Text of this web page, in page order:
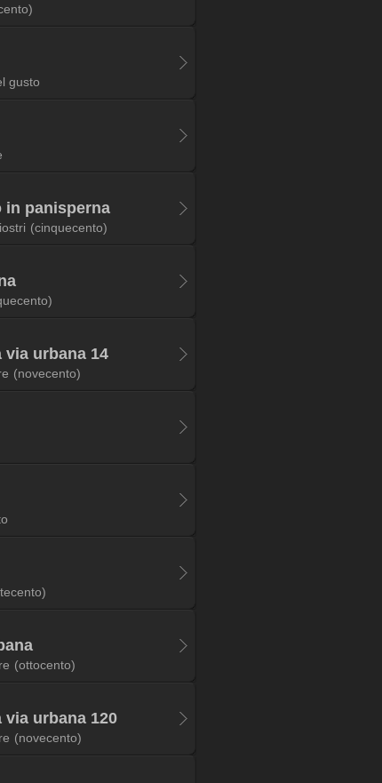
gusto
in panisperna
(cinquecento)
via urbana 14
(novecento)
(ottocento)
urbana 120
(novecento)